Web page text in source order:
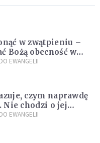
w zwątpieniu –
Bożą obecność w
życia
EWANGELII
czym naprawdę
Nie chodzi o jej
EWANGELII